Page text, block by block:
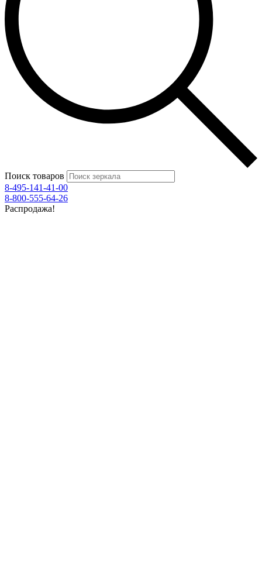
Поиск товаров
8-495-141-41-00
8-800-555-64-26
Распродажа!